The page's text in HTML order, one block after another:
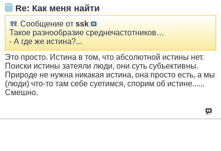
Re: Как меня найти
Сообщение от ssk
Такое разнообразие среднечастотников…
- А где же истина?...
Это просто. Истина в том, что абсолютной истины нет.
Поиски истины затеяли люди, они суть субъективны.
Природе не нужна никакая истина, она просто есть, а мы
(люди) что-то там себе суетимся, спорим об истине......
Смешно.